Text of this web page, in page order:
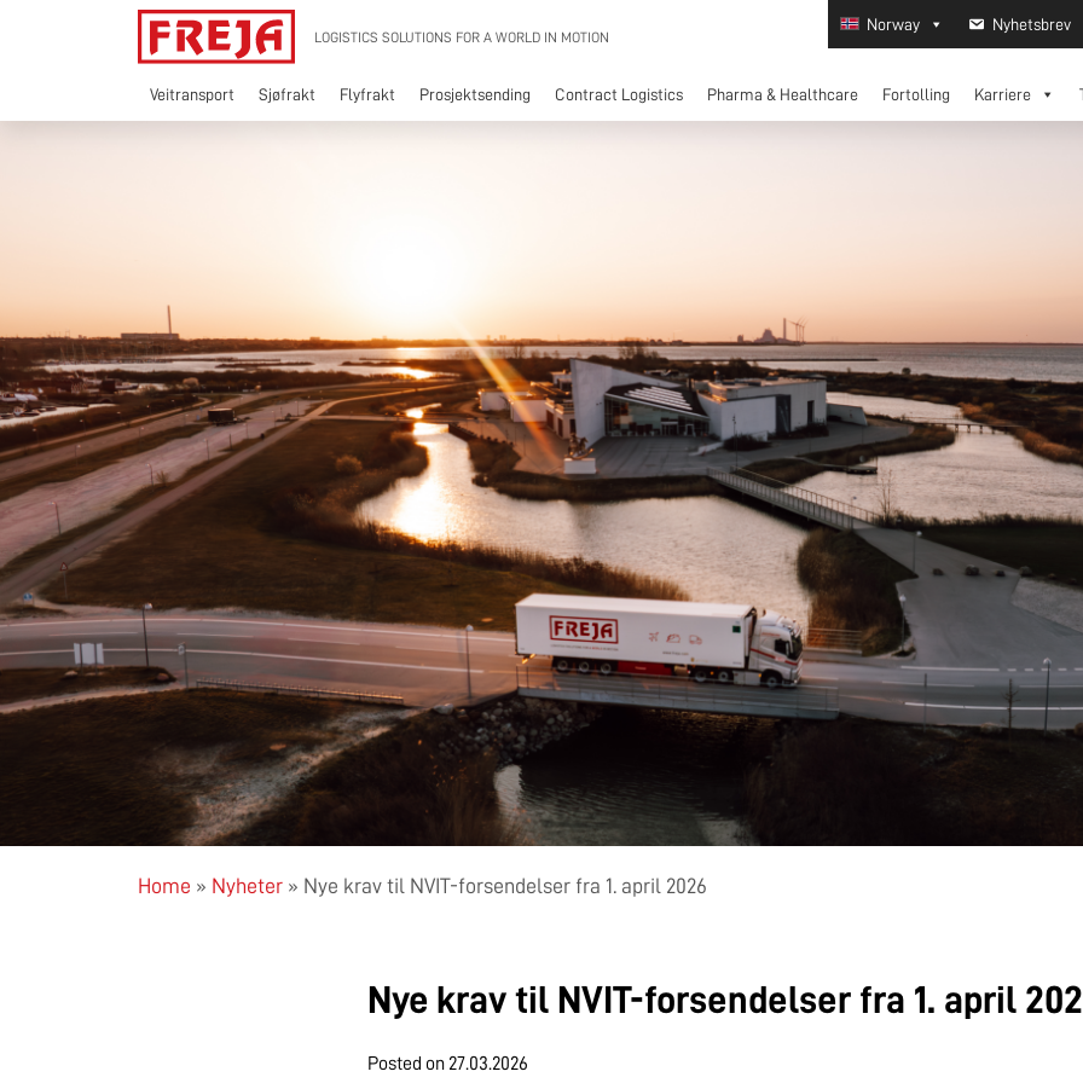
LOGISTICS SOLUTIONS FOR A WORLD IN MOTION
Norway Nyhetsbrev
Veitransport Sjøfrakt Flyfrakt Prosjektsending Contract Logistics Pharma & Healthcare Fortolling Karriere
Home » Nyheter » Nye krav til NVIT-forsendelser fra 1. april 2026
Nye krav til NVIT-forsendelser fra 1. april
Posted on 27.03.2026